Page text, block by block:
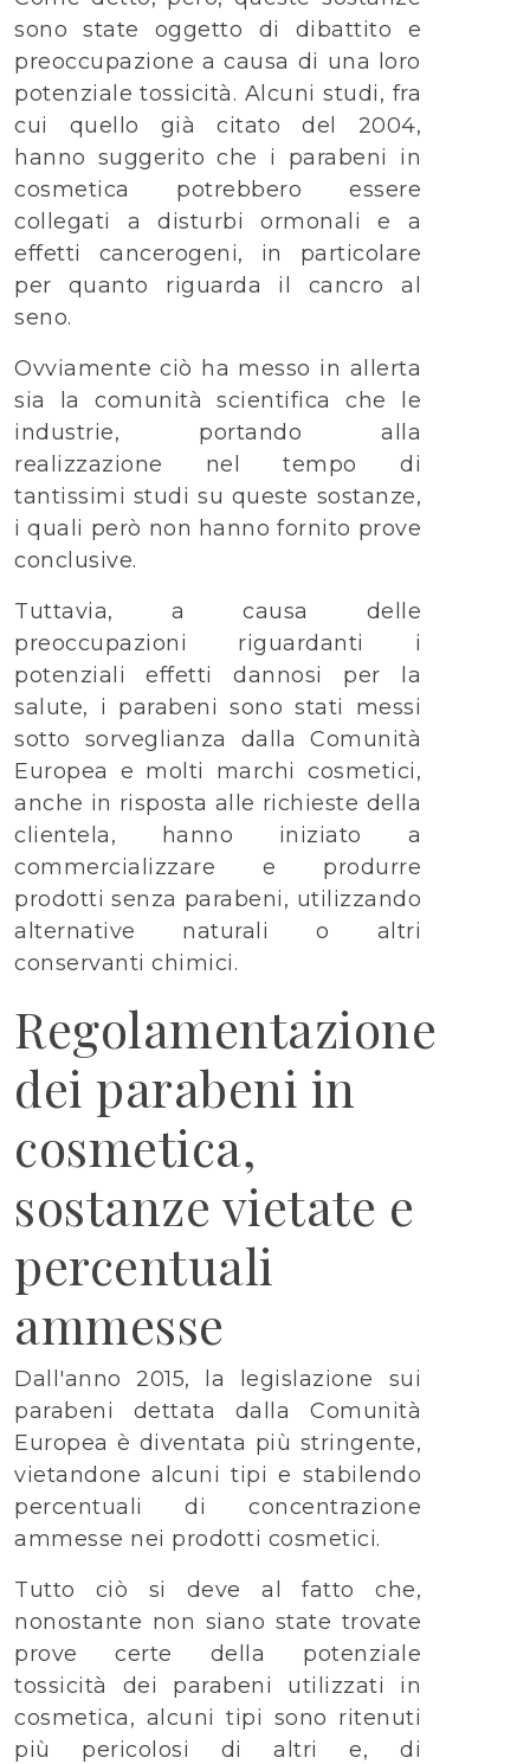
sono state oggetto di dibattito e
preoccupazione a causa di una loro
potenziale tossicità. Alcuni studi, fra
cui quello già citato del 2004,
hanno suggerito che i parabeni in
cosmetica potrebbero essere
collegati a disturbi ormonali e a
effetti cancerogeni, in particolare
per quanto riguarda il cancro al
seno.
Ovviamente ciò ha messo in allerta
sia la comunità scientifica che le
industrie, portando alla
realizzazione nel tempo di
tantissimi studi su queste sostanze,
i quali però non hanno fornito prove
conclusive.
Tuttavia, a causa delle
preoccupazioni riguardanti i
potenziali effetti dannosi per la
salute, i parabeni sono stati messi
sotto sorveglianza dalla Comunità
Europea e molti marchi cosmetici,
anche in risposta alle richieste della
clientela, hanno iniziato a
commercializzare e produrre
prodotti senza parabeni, utilizzando
alternative naturali o altri
conservanti chimici.
Regolamentazione
dei parabeni in
cosmetica,
sostanze vietate e
percentuali
ammesse
Dall'anno 2015, la legislazione sui
parabeni dettata dalla Comunità
Europea è diventata più stringente,
vietandone alcuni tipi e stabilendo
percentuali di concentrazione
ammesse nei prodotti cosmetici.
Tutto ciò si deve al fatto che,
nonostante non siano state trovate
prove certe della potenziale
tossicità dei parabeni utilizzati in
cosmetica, alcuni tipi sono ritenuti
più pericolosi di altri e, di